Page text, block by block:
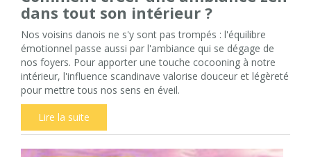
dans tout son intérieur ?
Nos voisins danois ne s'y sont pas trompés : l'équilibre
émotionnel passe aussi par l'ambiance qui se dégage de
nos foyers. Pour apporter une touche cocooning à notre
intérieur, l'influence scandinave valorise douceur et légèreté
pour mettre tous nos sens en éveil.
Lire la suite